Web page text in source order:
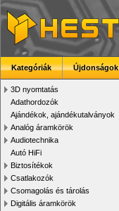
Kategóriák Újdonságok
3D nyomtatás
Adathordozók
Ajándékok, ajándékutalványok
Analóg áramkörök
Audiotechnika
Autó HiFi
Biztosítékok
Csatlakozók
Csomagolás és tárolás
Digitális áramkörök